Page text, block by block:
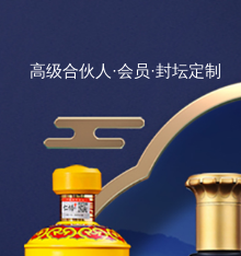
高级合伙人·会员·封坛定制